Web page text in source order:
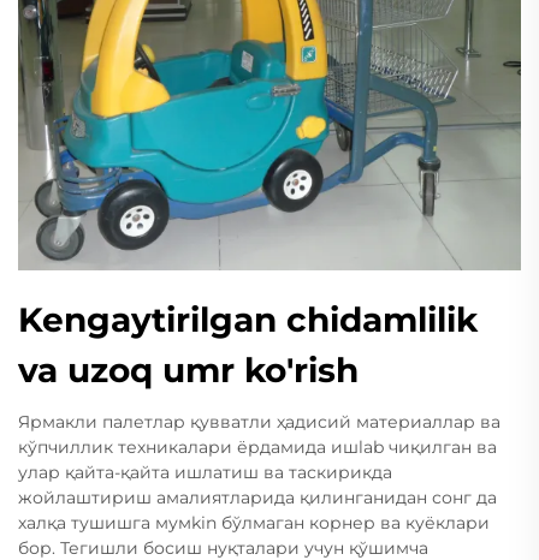
Kengaytirilgan chidamlilik
va uzoq umr ko'rish
Ярмакли палетлар қувватли ҳадисий материаллар ва
кўпчиллик техникалари ёрдамида ишlab чиқилган ва
улар қайта-қайта ишлатиш ва таскирикда
жойлаштириш амалиятларида қилинганидан сонг да
халқа тушишга мумkin бўлмаган корнер ва куёклари
бор. Тегишли босиш нуқталари учун қўшимча